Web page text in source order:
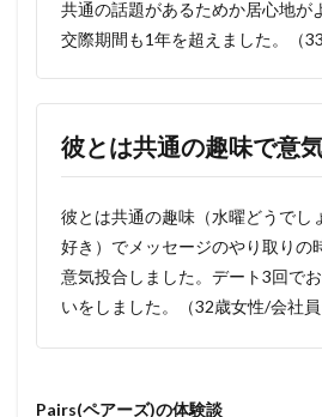
共通の話題があるためか居心地が
交際期間も1年を超えました。（
彼とは共通の趣味で意
彼とは共通の趣味（水曜どうでし
好き）でメッセージのやり取りの
意気投合しました。デート3回で
いをしました。（32歳女性/会社員
Pairs(ペアーズ)の体験談